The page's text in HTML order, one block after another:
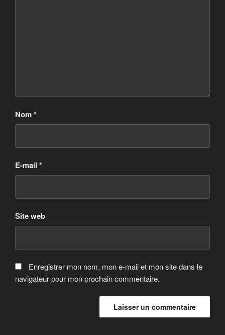
Nom*
E-mail *
Site web
Enregistrer mon nom, mon e-mail et mon site dans le
navigateur pour mon prochain commentaire.